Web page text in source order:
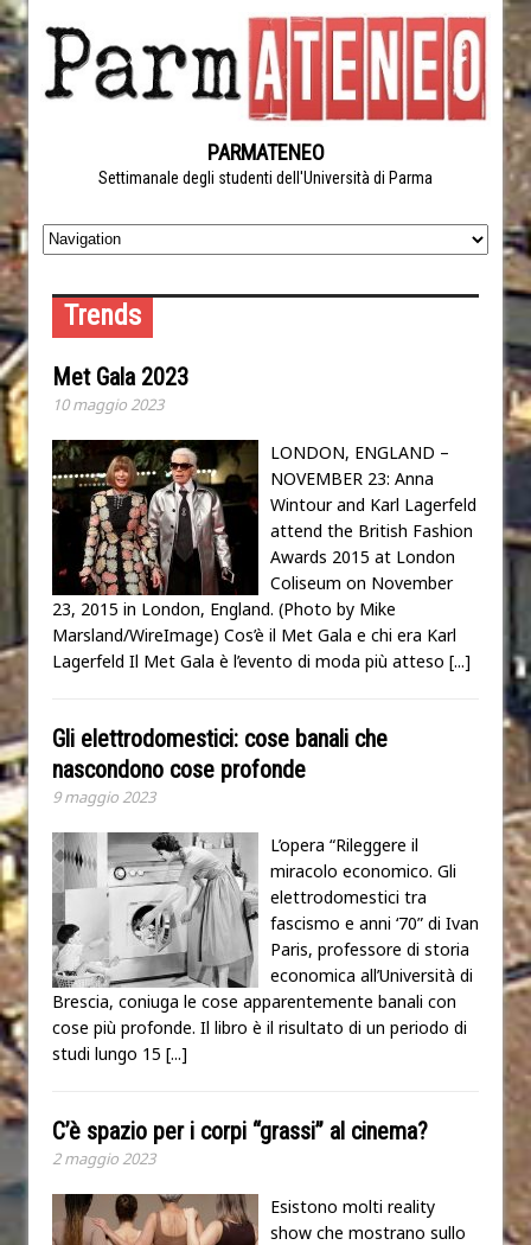
PARMATENEO
Settimanale degli studenti dell'Università di Parma
Trends
Met Gala 2023
10 maggio 2023
LONDON, ENGLAND –
NOVEMBER 23: Anna
Wintour and Karl Lagerfeld
attend the British Fashion
Awards 2015 at London
Coliseum on November
23, 2015 in London, England. (Photo by Mike
Marsland/WireImage) Cos’è il Met Gala e chi era Karl
Lagerfeld Il Met Gala è l’evento di moda più atteso [...]
Gli elettrodomestici: cose banali che
nascondono cose profonde
9 maggio 2023
L’opera “Rileggere il
miracolo economico. Gli
elettrodomestici tra
fascismo e anni ‘70” di Ivan
Paris, professore di storia
economica all’Università di
Brescia, coniuga le cose apparentemente banali con
cose più profonde. Il libro è il risultato di un periodo di
studi lungo 15 [...]
C’è spazio per i corpi “grassi” al cinema?
2 maggio 2023
Esistono molti reality
show che mostrano sullo